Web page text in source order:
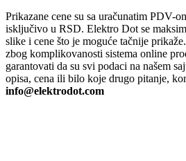
Prikazane cene su sa uračunatim PDV-
isključivo u RSD. Elektro Dot se
slike i cene što je moguće tačnije
zbog komplikovanosti sistema online
garantovati da su svi podaci na našem
opisa, cena ili bilo koje drugo pitanje,
info@elektrodot.com